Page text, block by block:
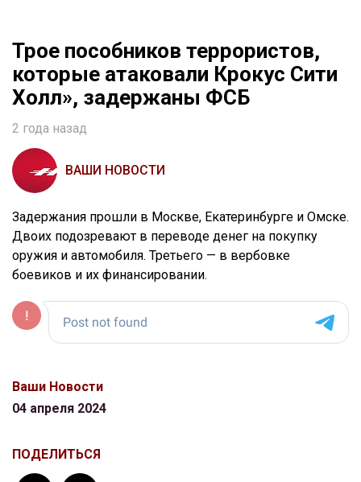
Трое пособников террористов,
которые атаковали Крокус Сити
Холл», задержаны ФСБ
2 года назад
ВАШИ НОВОСТИ
Задержания прошли в Москве, Екатеринбурге и Омске.
Двоих подозревают в переводе денег на покупку
оружия и автомобиля. Третьего — в вербовке
боевиков и их финансировании.
Ваши Новости
04 апреля 2024
ПОДЕЛИТЬСЯ